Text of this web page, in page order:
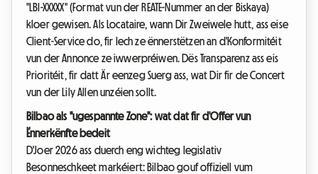
"LBI-XXXXX" (Format vun der REATE-Nummer an der Biskaya)
kloer gewisen. Als Locataire, wann Dir Zweiwele hutt, ass eise
Client-Service do, fir Iech ze ënnerstëtzen an d'Konformitéit
vun der Annonce ze iwwerpréiwen. Dës Transparenz ass eis
Prioritéit, fir datt Är eenzeg Suerg ass, wat Dir fir de Concert
vun der Lily Allen unzéien sollt.
Bilbao als "ugespannte Zone": wat dat fir d'Offer vun
Ënnerkënfte bedeit
D'Joer 2026 ass duerch eng wichteg legislativ
Besonneschkeet markéiert: Bilbao gouf offiziell vum